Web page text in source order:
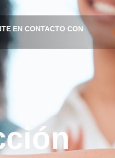
EN CONTACTO CON